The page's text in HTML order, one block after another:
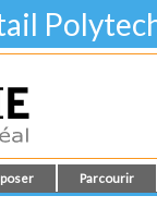
Parcourir